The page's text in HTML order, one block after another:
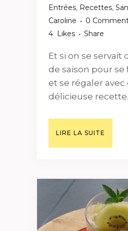
Entrées, Recettes,
Caroline
0
4
Likes Share
Et si on se servait
de saison pour se
et se régaler avec
délicieuse
LIRE LA SUITE